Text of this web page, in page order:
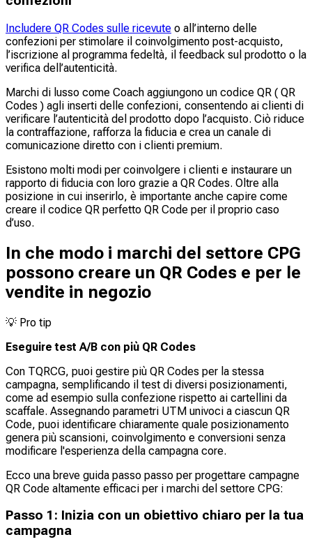
Includere QR Codes sulle ricevute o all’interno delle
confezioni per stimolare il coinvolgimento post-acquisto,
l’iscrizione al programma fedeltà, il feedback sul prodotto o la
verifica dell’autenticità.
Marchi di lusso come Coach aggiungono un codice QR ( QR
Codes ) agli inserti delle confezioni, consentendo ai clienti di
verificare l’autenticità del prodotto dopo l’acquisto. Ciò riduce
la contraffazione, rafforza la fiducia e crea un canale di
comunicazione diretto con i clienti premium.
Esistono molti modi per coinvolgere i clienti e instaurare un
rapporto di fiducia con loro grazie a QR Codes. Oltre alla
posizione in cui inserirlo, è importante anche capire come
creare il codice QR perfetto QR Code per il proprio caso
d’uso.
In che modo i marchi del settore CPG
possono creare un QR Codes e per le
vendite in negozio
💡 Pro tip
Eseguire test A/B con più QR Codes
Con TQRCG, puoi gestire più QR Codes per la stessa
campagna, semplificando il test di diversi posizionamenti,
come ad esempio sulla confezione rispetto ai cartellini da
scaffale. Assegnando parametri UTM univoci a ciascun QR
Code, puoi identificare chiaramente quale posizionamento
genera più scansioni, coinvolgimento e conversioni senza
modificare l'esperienza della campagna core.
Ecco una breve guida passo passo per progettare campagne
QR Code altamente efficaci per i marchi del settore CPG:
Passo 1: Inizia con un obiettivo chiaro per la tua
campagna